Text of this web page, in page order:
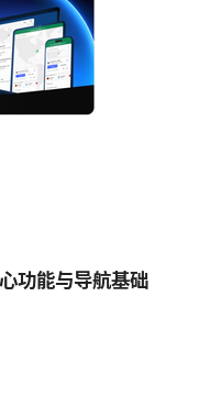
功能与导航基础